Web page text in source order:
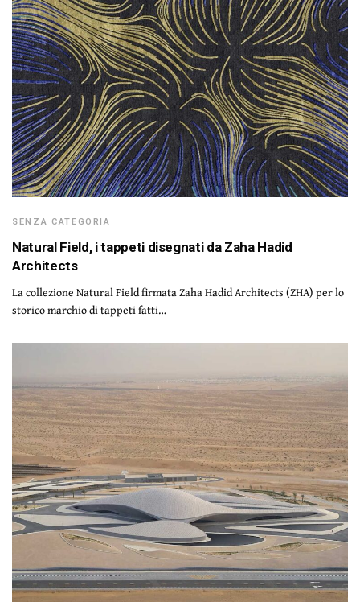
SENZA CATEGORIA
Natural Field, i tappeti disegnati da Zaha Hadid
Architects
La collezione Natural Field firmata Zaha Hadid Architects (ZHA) per lo
storico marchio di tappeti fatti…